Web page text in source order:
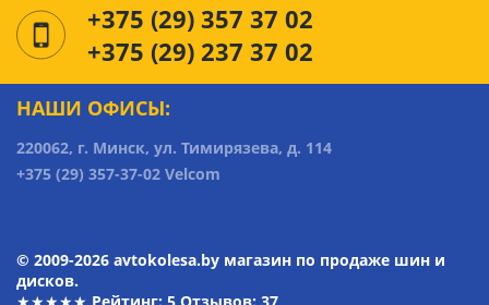
+375 (29) 357 37 02
+375 (29) 237 37 02
НАШИ ОФИСЫ:
220062, г. Минск, ул. Тимирязева, д. 114
+375 (29) 357-37-02 Velcom
© 2009-2026 avtokolesa.by магазин по продаже шин и
дисков.